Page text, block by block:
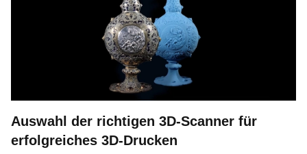
Auswahl der richtigen 3D-Scanner für
erfolgreiches 3D-Drucken